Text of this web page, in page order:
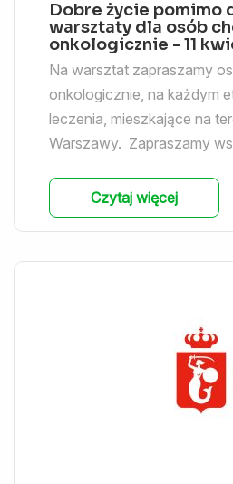
Dobre życie pomimo
warsztaty dla osób
onkologicznie - 11
Na warsztat zapraszamy
onkologicznie, na każdym
leczenia, mieszkające na
Warszawy. Zapraszamy
Czytaj więcej